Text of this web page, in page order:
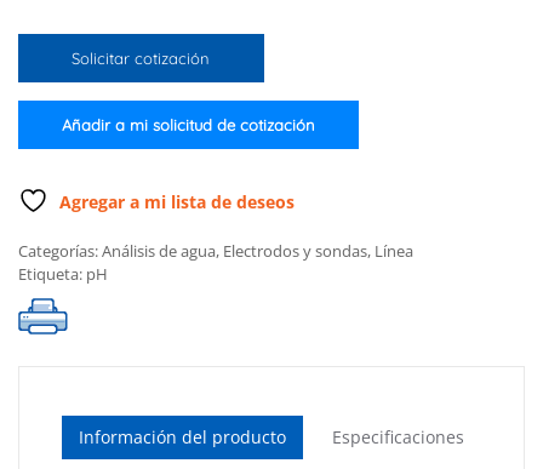
pH
cantidad
Solicitar cotización
Añadir a mi solicitud de cotización
Agregar a mi lista de deseos
Categorías:Análisis de agua, Electrodos y sondas, Línea
Etiqueta: pH
Información del producto Especificaciones